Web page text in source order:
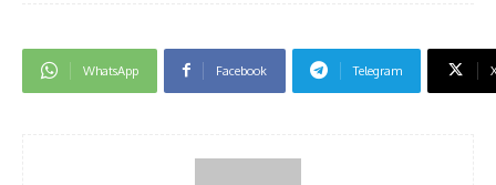
WhatsApp Facebook Telegram